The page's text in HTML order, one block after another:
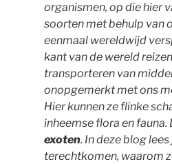
organismen, op die hier
soorten met behulp van
eenmaal wereldwijd
kant van de wereld
transporteren van
onopgemerkt met ons
Hier kunnen ze flinke
inheemse flora en
exoten. In deze blog
terechtkomen, waarom